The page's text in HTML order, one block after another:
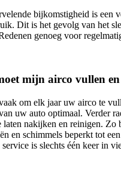
bijkomstigheid is een
Dit is het gevolg van het
genoeg voor
mijn airco vullen
om elk jaar uw airco te
uw auto optimaal. Verder
laten nakijken en reinigen. Zo
en schimmels beperkt tot
is slechts één keer in